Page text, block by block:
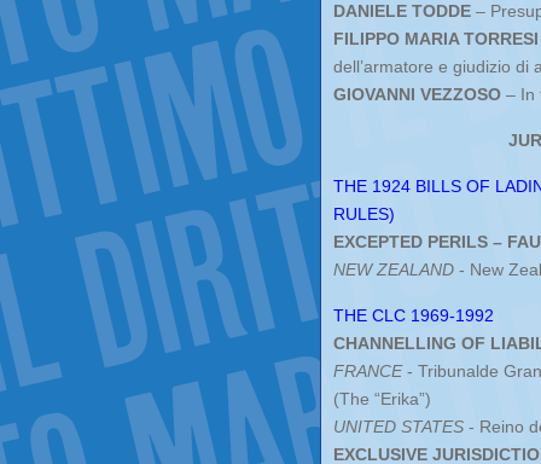
DANIELE TODDE –
FILIPPO MARIA TORRESI
dell’armatore e giudizio di
GIOVANNI VEZZOSO – In
THE 1924 BILLS OF
RULES)
EXCEPTED PERILS –
NEW ZEALAND - New
THE CLC 1969-1992
CHANNELLING OF
FRANCE- Tribunalde
(The “Erika”)
UNITED STATES - Reino
EXCLUSIVE